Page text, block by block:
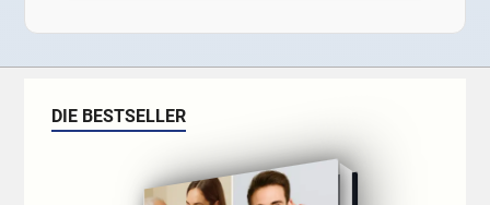
DIE BESTSELLER